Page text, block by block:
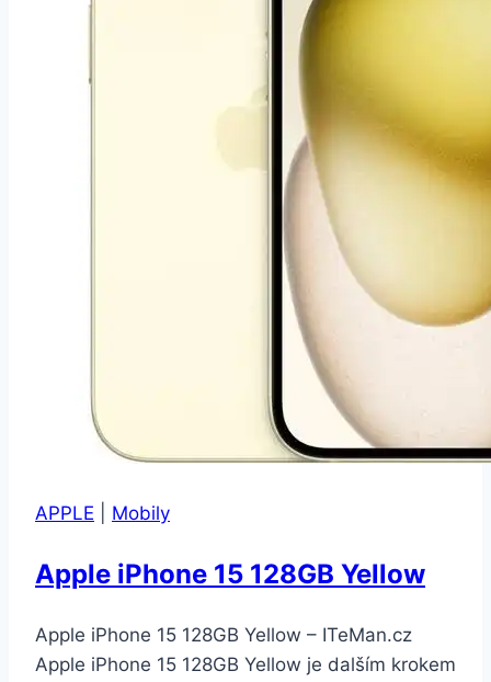
APPLE Mobily
Apple iPhone 15 128GB Yellow
Apple iPhone 15 128GB Yellow – ITeMan.cz
Apple iPhone 15 128GB Yellow je dalším krokem